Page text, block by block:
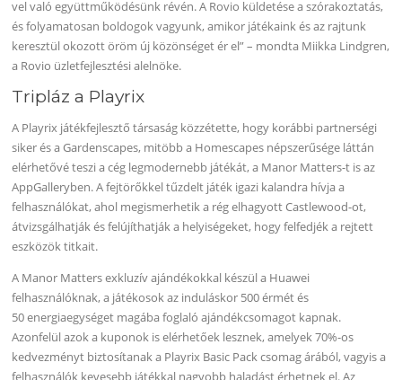
vel való együttműködésünk révén. A Rovio küldetése a szórakoztatás,
és folyamatosan boldogok vagyunk, amikor játékaink és az rajtunk
keresztül okozott öröm új közönséget ér el” – mondta Miikka Lindgren,
a Rovio üzletfejlesztési alelnöke.
Tripláz a Playrix
A Playrix játékfejlesztő társaság közzétette, hogy korábbi partnerségi
siker és a Gardenscapes, mitöbb a Homescapes népszerűsége láttán
elérhetővé teszi a cég legmodernebb játékát, a Manor Matters-t is az
AppGalleryben. A fejtörőkkel tűzdelt játék igazi kalandra hívja a
felhasználókat, ahol megismerhetik a rég elhagyott Castlewood-ot,
átvizsgálhatják és felújíthatják a helyiségeket, hogy felfedjék a rejtett
eszközök titkait.
A Manor Matters exkluzív ajándékokkal készül a Huawei
felhasználóknak, a játékosok az induláskor 500 érmét és
50 energiaegységet magába foglaló ajándékcsomagot kapnak.
Azonfelül azok a kuponok is elérhetőek lesznek, amelyek 70%-os
kedvezményt biztosítanak a Playrix Basic Pack csomag árából, vagyis a